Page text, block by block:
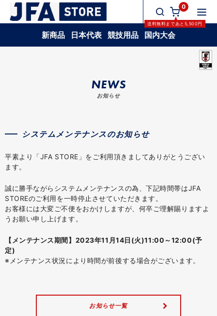
0
送料無料まであと 5,500円
新商品 日本代表 競技用品 国内大会
NEWS
お知らせ
システムメンテナンスのお知らせ
平素より「JFA STORE」をご利用頂きましてありがとうござい
ます。
誠に勝手ながらシステムメンテナンスの為、下記時間帯はJFA
STOREのご利用を一時停止させていただきます。
お客様には大変ご不便をおかけしますが、何卒ご理解賜りますよ
うお願い申し上げます。
【メンテナンス期間】2023年11月14日(火)11:00～12:00(予
定)
※メンテナンス状況により時間が前後する場合がございます。
お知らせ一覧